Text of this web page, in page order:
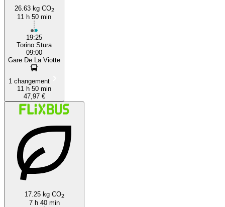
26.63 kg CO2
11 h 50 min
19:25
Torino Stura
09:00
Gare De La Viotte
1 changement
11 h 50 min
47,97 €
17.25 kg CO2
7 h 40 min